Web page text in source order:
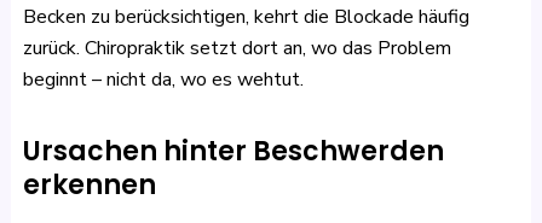
Becken zu berücksichtigen, kehrt die Blockade häufig
zurück. Chiropraktik setzt dort an, wo das Problem
beginnt – nicht da, wo es wehtut.
Ursachen hinter Beschwerden
erkennen